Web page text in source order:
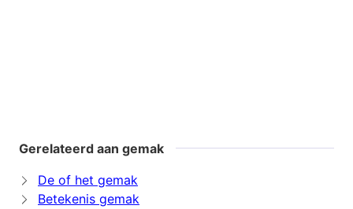
Gerelateerd aan gemak
De of het gemak
Betekenis gemak